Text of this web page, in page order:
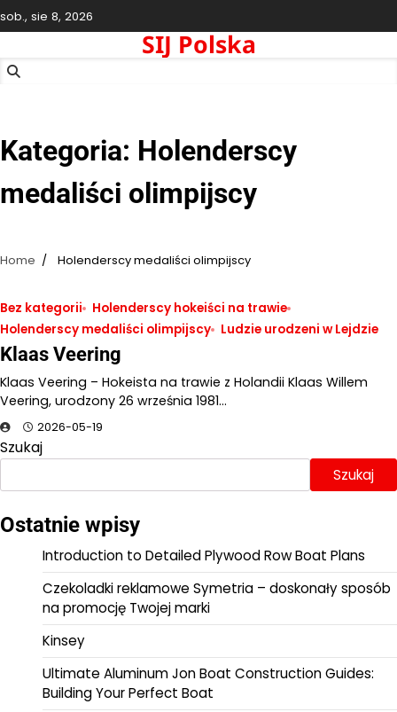
Skip
to
sob., sie 8, 2026
SIJ Polska
Kategoria: Holenderscy
medaliści olimpijscy
Home Holenderscy medaliści olimpijscy
Bez kategorii
Holenderscy hokeiści na trawie
Holenderscy medaliści olimpijscy
Ludzie urodzeni w Lejdzie
Klaas Veering
Klaas Veering – Hokeista na trawie z Holandii Klaas Willem
Veering, urodzony 26 września 1981…
2026-05-19
Szukaj
Szukaj
Ostatnie wpisy
Introduction to Detailed Plywood Row Boat Plans
Czekoladki reklamowe Symetria – doskonały sposób
na promocję Twojej marki
Kinsey
Ultimate Aluminum Jon Boat Construction Guides:
Building Your Perfect Boat